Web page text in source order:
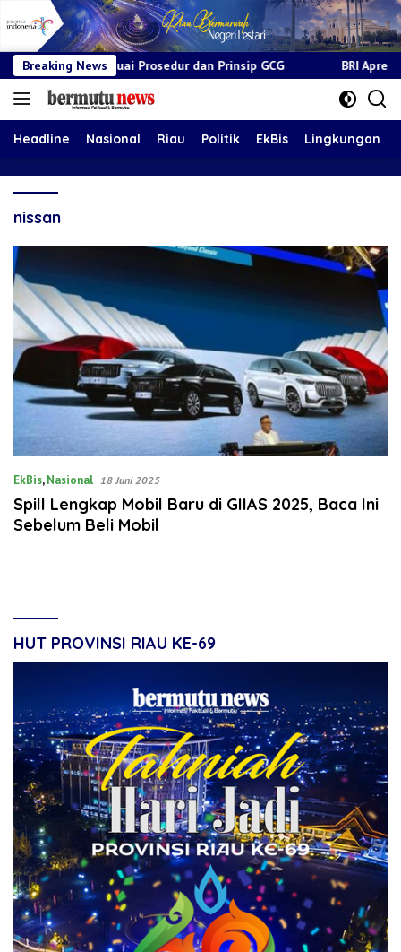
Breaking News
Sesuai Prosedur dan Prinsip GCG BRI Apresiasi Layanan
Headline Nasional Riau Politik EkBis Lingkungan
nissan
EkBis,Nasional 18 Juni 2025
Spill Lengkap Mobil Baru di GIIAS 2025, Baca Ini
Sebelum Beli Mobil
HUT PROVINSI RIAU KE-69